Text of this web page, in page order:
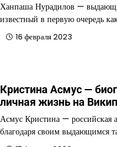
Ханпаша Нурадилов —
известный в первую очередь
16 февраля 2023
Кристина Асмус —
личная жизнь на
Асмус Кристина — российская
благодаря своим выдающимся